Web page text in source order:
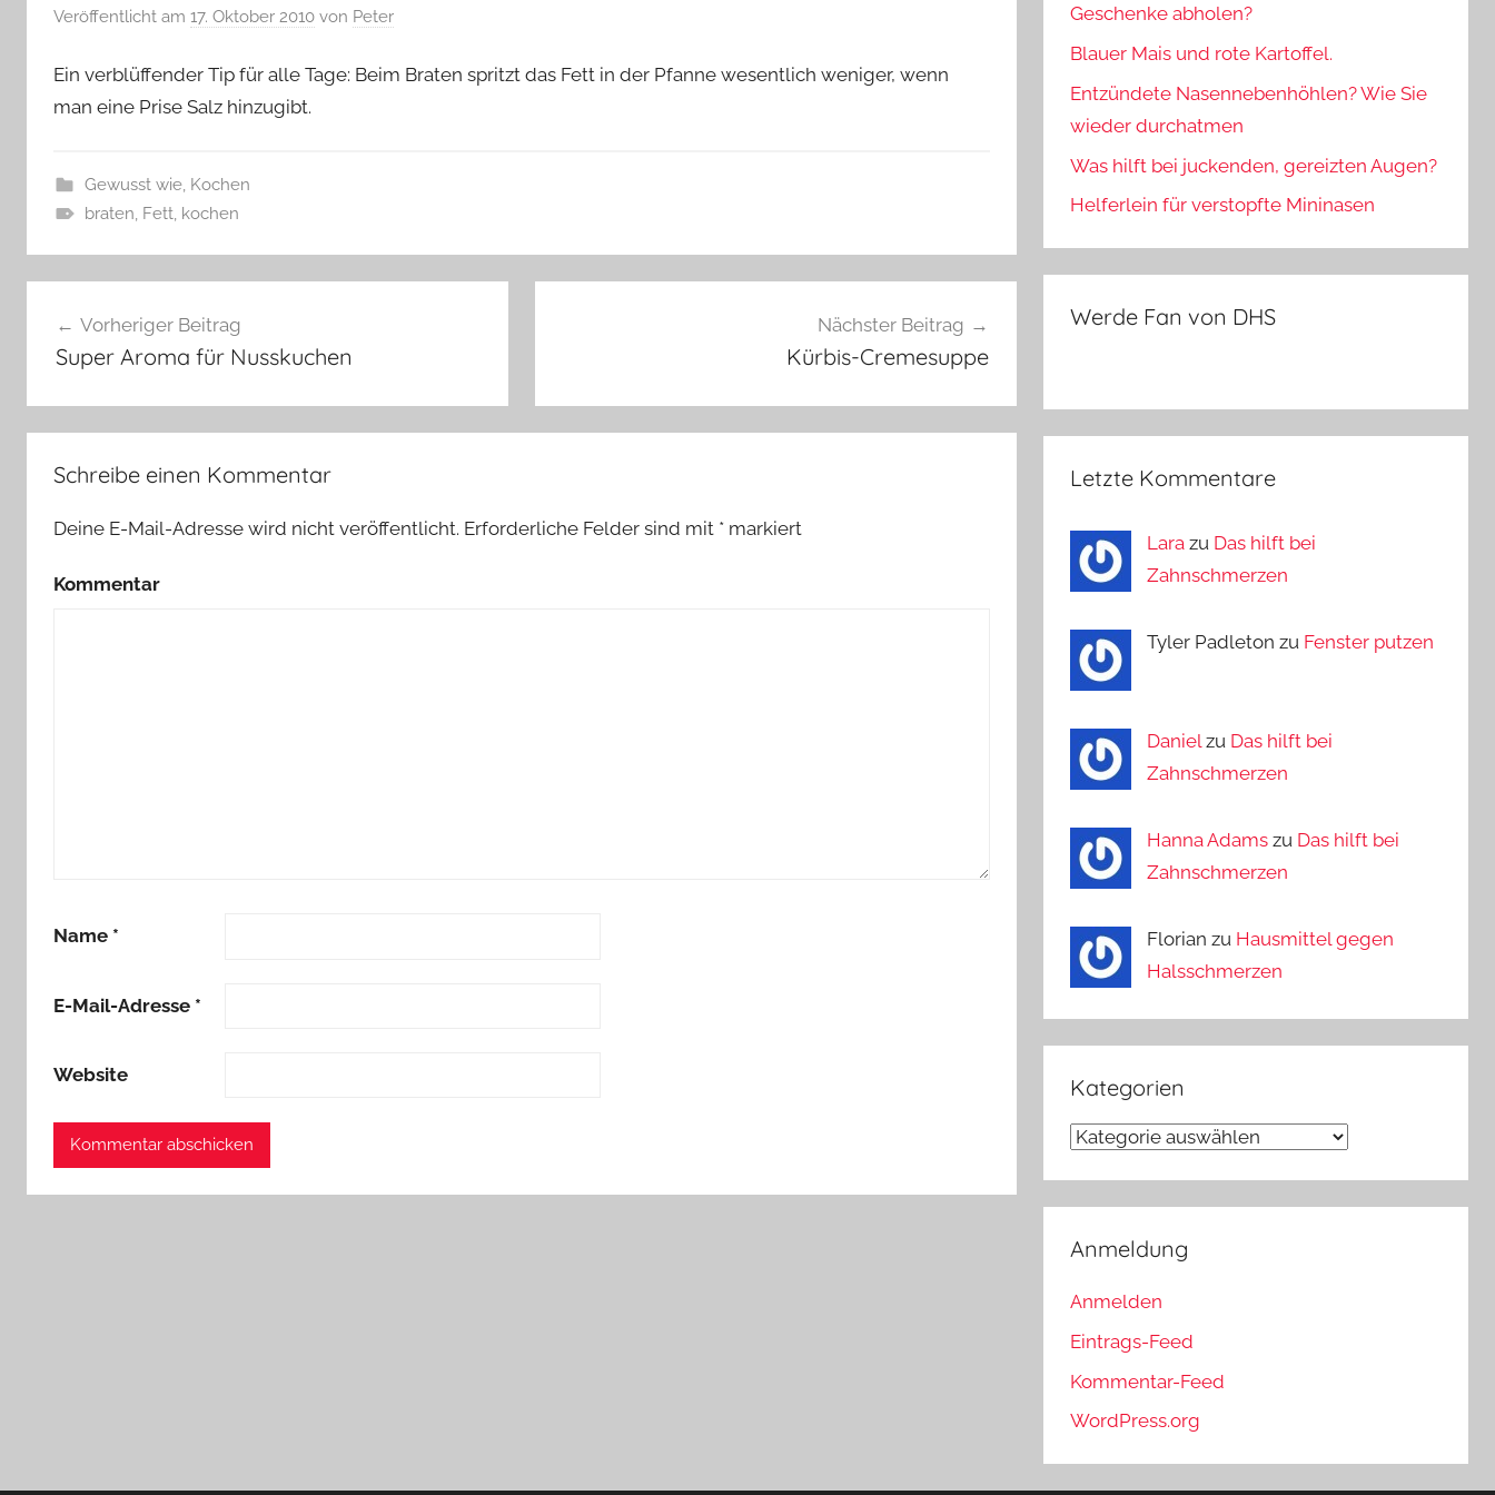
Veröffentlicht am 17. Oktober 2010 von Peter
Ein verblüffender Tip für alle Tage: Beim Braten spritzt das Fett in der Pfanne wesentlich weniger, wenn
man eine Prise Salz hinzugibt.
Gewusst wie, Kochen
braten, Fett, kochen
Vorheriger Beitrag
Super Aroma für Nusskuchen
Nächster Beitrag
Kürbis-Cremesuppe
Schreibe einen Kommentar
Deine E-Mail-Adresse wird nicht veröffentlicht. Erforderliche Felder sind mit * markiert
Kommentar
Name *
E-Mail-Adresse *
Website
Geschenke abholen?
Blauer Mais und rote Kartoffel.
Entzündete Nasennebenhöhlen? Wie Sie
wieder durchatmen
Was hilft bei juckenden, gereizten Augen?
Helferlein für verstopfte Mininasen
Werde Fan von DHS
Letzte Kommentare
Larazu Das hilft bei
Zahnschmerzen
Tyler Padleton zu Fenster putzen
Daniel zu Das hilft bei
Zahnschmerzen
Hanna Adamszu Das hilft bei
Zahnschmerzen
Florian zu Hausmittel gegen
Halsschmerzen
Kategorien
Kategorien
Anmeldung
Anmelden
Eintrags-Feed
Kommentar-Feed
WordPress.org